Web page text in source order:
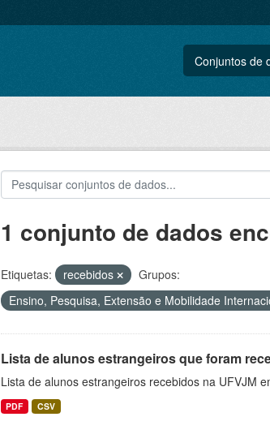
Conjuntos de
1 conjunto de dados
Etiquetas: recebidos
Grupos:
Ensino, Pesquisa, Extensão e Mobilidade
Lista de alunos estrangeiros que foram
Lista de alunos estrangeiros recebidos na UFVJM
PDF CSV